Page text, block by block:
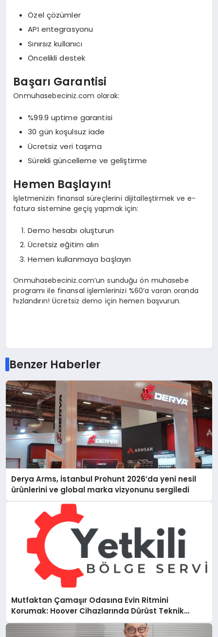
Özel çözümler
API entegrasyonu
Sınırsız kullanıcı
Öncelikli destek
Başarı Garantisi
Onmuhasebeciniz.com olarak:
%99.9 uptime garantisi
30 gün koşulsuz iade
Ücretsiz veri taşıma
Sürekli güncelleme ve geliştirme
Hemen Başlayın!
İşletmenizin finansal süreçlerini dijitalleştirmek ve e-
fatura sistemine geçiş yapmak için:
Demo hesabı oluşturun
Ücretsiz eğitim alın
Hemen kullanmaya başlayın
Onmuhasebeciniz.com’un sunduğu ön muhasebe
programı ile finansal işlemlerinizi %60’a varan oranda
hızlandırın! Ücretsiz demo için hemen başvurun.
Benzer Haberler
Derya Arms, İstanbul Prohunt 2026’da yeni nesil
ürünlerini ve global marka vizyonunu sergiledi
Mutfaktan Çamaşır Odasına Evin Ritmini
Korumak: Hoover Cihazlarında Dürüst Teknik
Destek Deneyimi